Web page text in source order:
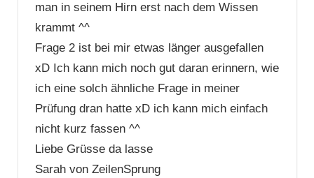
man in seinem Hirn erst nach dem Wissen
krammt ^^
Frage 2 ist bei mir etwas länger ausgefallen
xD Ich kann mich noch gut daran erinnern, wie
ich eine solch ähnliche Frage in meiner
Prüfung dran hatte xD ich kann mich einfach
nicht kurz fassen ^^
Liebe Grüsse da lasse
Sarah von ZeilenSprung